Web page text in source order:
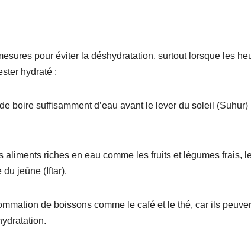
pour éviter la déshydratation, surtout lorsque les
hydraté :
boire suffisamment d’eau avant le lever du soleil (Suhur)
riches en eau comme les fruits et légumes frais,
du jeûne (Iftar).
de boissons comme le café et le thé, car ils